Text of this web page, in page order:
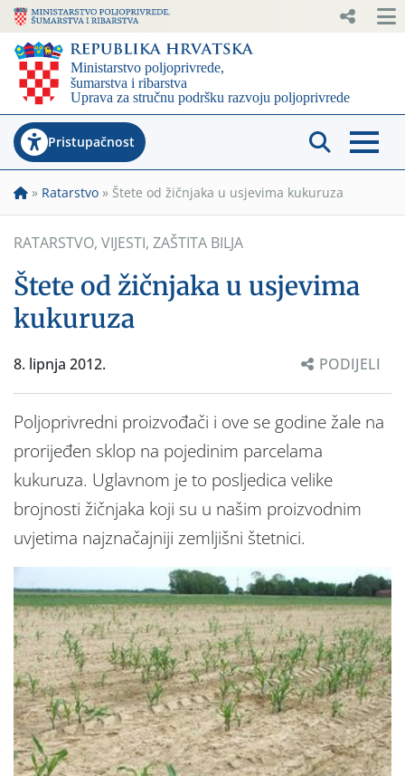
Pristupačnost
» Ratarstvo » Štete od žičnjaka u usjevima kukuruza
RATARSTVO, VIJESTI, ZAŠTITA BILJA
Štete od žičnjaka u usjevima
kukuruza
8. lipnja 2012. PODIJELI
Poljoprivredni proizvođači i ove se godine žale na
prorijeđen sklop na pojedinim parcelama
kukuruza. Uglavnom je to posljedica velike
brojnosti žičnjaka koji su u našim proizvodnim
uvjetima najznačajniji zemljišni štetnici.